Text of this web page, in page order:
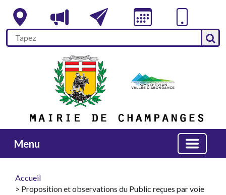
Menu
Accueil
> Proposition et observations du Public reçues par voie